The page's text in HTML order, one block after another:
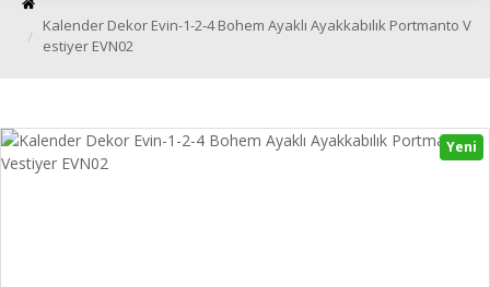
Kalender Dekor Evin-1-2-4 Bohem Ayaklı Ayakkabılık Portmanto V
estiyer EVN02
Yeni